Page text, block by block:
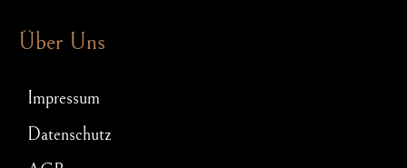
Über Uns
Impressum
Datenschutz